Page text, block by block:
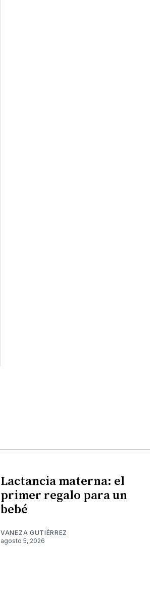
Lactancia materna: el
primer regalo para un
bebé
VANEZA GUTIÉRREZ
agosto 5, 2026